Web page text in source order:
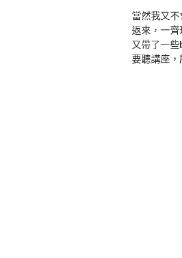
當然我又
返來，一
又帶了一
要聽講座